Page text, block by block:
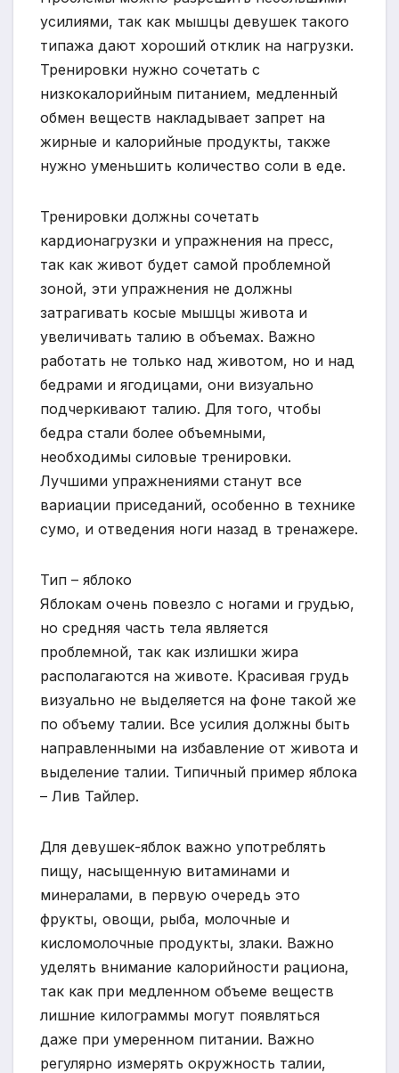
усилиями, так как мышцы девушек такого
типажа дают хороший отклик на нагрузки.
Тренировки нужно сочетать с
низкокалорийным питанием, медленный
обмен веществ накладывает запрет на
жирные и калорийные продукты, также
нужно уменьшить количество соли в еде.
Тренировки должны сочетать
кардионагрузки и упражнения на пресс,
так как живот будет самой проблемной
зоной, эти упражнения не должны
затрагивать косые мышцы живота и
увеличивать талию в объемах. Важно
работать не только над животом, но и над
бедрами и ягодицами, они визуально
подчеркивают талию. Для того, чтобы
бедра стали более объемными,
необходимы силовые тренировки.
Лучшими упражнениями станут все
вариации приседаний, особенно в технике
сумо, и отведения ноги назад в тренажере.
Тип – яблоко
Яблокам очень повезло с ногами и грудью,
но средняя часть тела является
проблемной, так как излишки жира
располагаются на животе. Красивая грудь
визуально не выделяется на фоне такой же
по объему талии. Все усилия должны быть
направленными на избавление от живота и
выделение талии. Типичный пример яблока
– Лив Тайлер.
Для девушек-яблок важно употреблять
пищу, насыщенную витаминами и
минералами, в первую очередь это
фрукты, овощи, рыба, молочные и
кисломолочные продукты, злаки. Важно
уделять внимание калорийности рациона,
так как при медленном объеме веществ
лишние килограммы могут появляться
даже при умеренном питании. Важно
регулярно измерять окружность талии,